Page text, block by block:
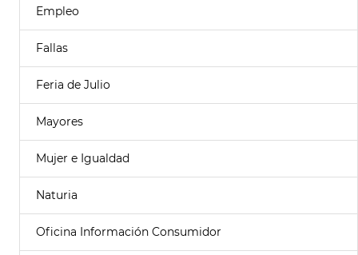
Empleo
Fallas
Feria de Julio
Mayores
Mujer e Igualdad
Naturia
Oficina Información Consumidor